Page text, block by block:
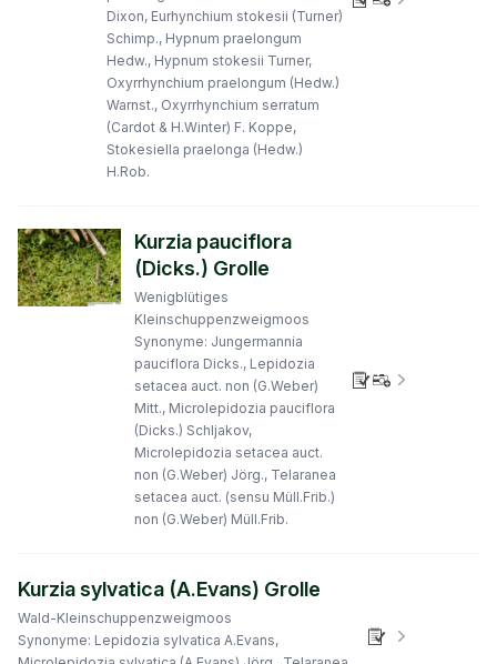
Dixon, Eurhynchium stokesii (Turner)
Schimp., Hypnum praelongum
Hedw., Hypnum stokesii Turner,
Oxyrrhynchium praelongum (Hedw.)
Warnst., Oxyrrhynchium serratum
(Cardot & H.Winter) F. Koppe,
Stokesiella praelonga (Hedw.)
H.Rob.
Kurzia pauciflora
(Dicks.) Grolle
Wenigblütiges
Kleinschuppenzweigmoos
Synonyme: Jungermannia
pauciflora Dicks., Lepidozia
setacea auct. non (G.Weber)
Mitt., Microlepidozia pauciflora
(Dicks.) Schljakov,
Microlepidozia setacea auct.
non (G.Weber) Jörg., Telaranea
setacea auct. (sensu Müll.Frib.)
non (G.Weber) Müll.Frib.
Kurzia sylvatica (A.Evans) Grolle
Wald-Kleinschuppenzweigmoos
Synonyme: Lepidozia sylvatica A.Evans,